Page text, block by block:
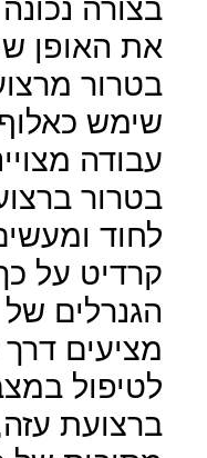
בצורה
את האופן
בטרור
שימש
עבודה
בטרור
לחוד
קרדיט על
הגנרלים
מציעים דרך
לטיפול
ברצועת